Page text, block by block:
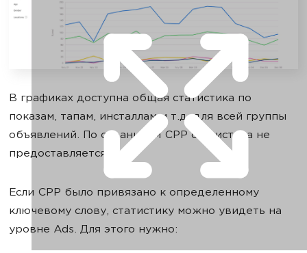
В графиках доступна общая статистика по
показам, тапам, инсталлам и т.д. для всей группы
объявлений. По страницам СРР статистика не
предоставляется.
Если СРР было привязано к определенному
ключевому слову, статистику можно увидеть на
уровне Ads. Для этого нужно: